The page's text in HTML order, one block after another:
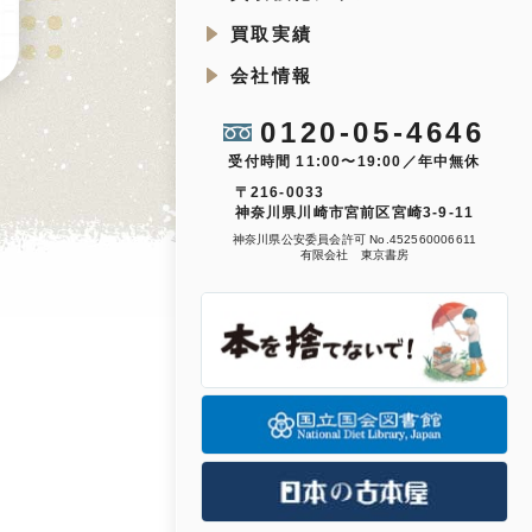
買取実績
会社情報
0120-05-4646
受付時間 11:00〜19:00／年中無休
〒216-0033
神奈川県川崎市宮前区宮崎3-9-11
神奈川県公安委員会許可 No.452560006611
有限会社 東京書房